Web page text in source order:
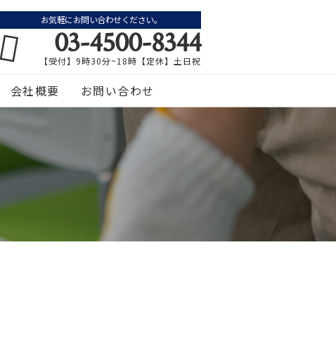
お気軽にお問い合わせください。
03-4500-8344
【受付】9時30分~18時【定休】土日祝
会社概要 お問い合わせ